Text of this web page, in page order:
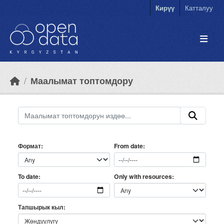
Кирүү Катталуу
Маалымат топтомдору
Формат From date
To date Only with resources
Тапшырык кыл